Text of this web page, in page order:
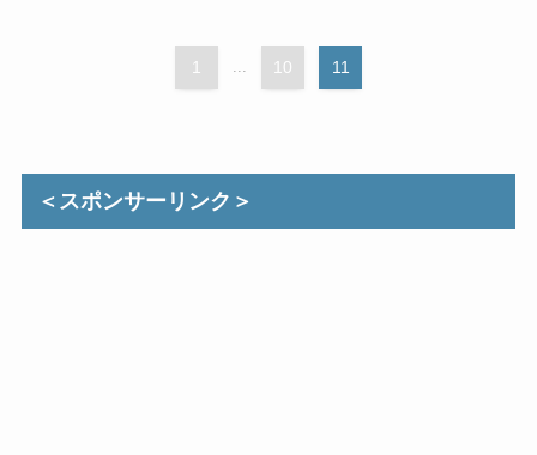
1 ... 10 11
＜スポンサーリンク＞